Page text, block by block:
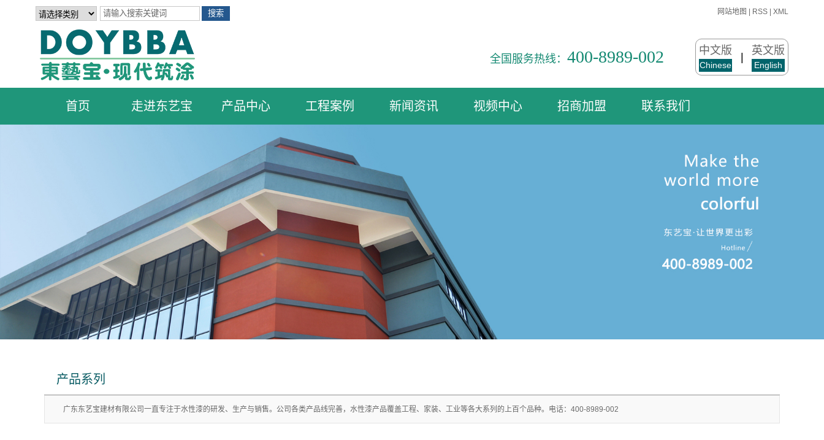
网站地图 RSS XML
全国服务热线： 400-8989-002 中文版
Chinese
|
英文版
English
首页 走进东艺宝
荣誉证书
品牌优势
品牌合作伙伴
产品中心
艺术涂料
功能型涂料
工程案例
商业建筑
工业建筑
公共建筑
自建住宅
翻新工程
新闻资讯 视频中心 招商加盟 联系我们
产品系列
广东东艺宝建材有限公司一直专注于水性漆的研发、生产与销售。公司各类产品线完善，水性漆产品覆盖工程、家装、工业等各大系列的上百个品种。电话：400-8989-002